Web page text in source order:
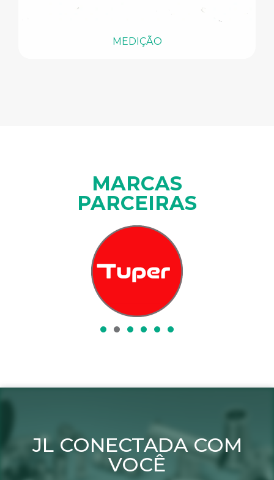
MEDIÇÃO
MARCAS
PARCEIRAS
JL CONECTADA COM
VOCÊ